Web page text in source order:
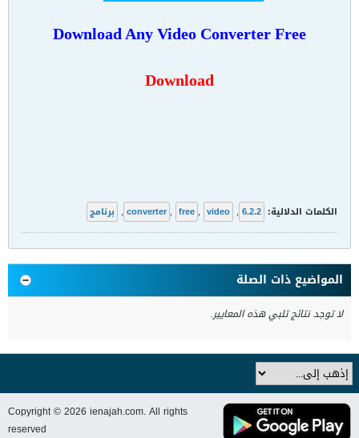
Download Any Video Converter Free
Download
الكلمات الدلالية: 6.2.2
,
converter , free , video
, برنامج
المواضيع ذات الصلة
لا توجد نتائج تلبي هذه المعايير.
Copyright © 2026 ienajah.com. All rights
reserved